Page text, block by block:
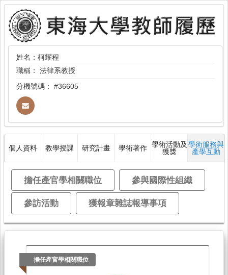
姓名：柯耀程
職稱： 法律系教授
分機號碼： #36605
個人資料 教學授課 研究計畫 學術著作 學術活動及
獲獎
學術服務與
產學互動
擔任產官學相關職位 參與國際性組織
參訪活動 獲報章雜誌報導事項
擔任產官學相關職位